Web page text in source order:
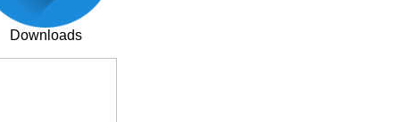
Downloads